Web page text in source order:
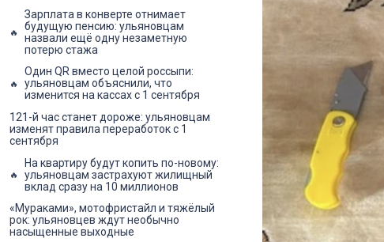
Зарплата в конверте отнимает
будущую пенсию: ульяновцам
назвали ещё одну незаметную
потерю стажа
Один QR вместо целой россыпи:
ульяновцам объяснили, что
изменится на кассах с 1 сентября
121-й час станет дороже: ульяновцам
изменят правила переработок с 1
сентября
На квартиру будут копить по-новому:
ульяновцам застрахуют жилищный
вклад сразу на 10 миллионов
«Мураками», мотофристайл и тяжёлый
рок: ульяновцев ждут необычно
насыщенные выходные